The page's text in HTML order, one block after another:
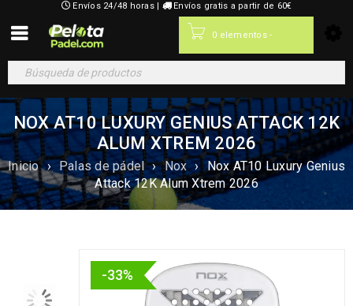
Envíos 24/48 horas | Envíos gratis a partir de 60€
0 elementos -
NOX AT10 LUXURY GENIUS ATTACK 12K
ALUM XTREM 2026
Inicio › Palas de pádel › Nox ›
Nox AT10 Luxury Genius
Attack 12K Alum Xtrem 2026
-33%